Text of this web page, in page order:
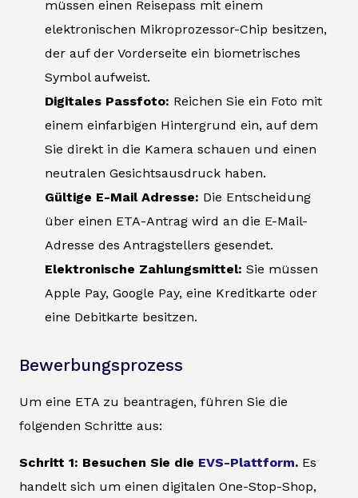
müssen einen Reisepass mit einem
elektronischen Mikroprozessor-Chip besitzen,
der auf der Vorderseite ein biometrisches
Symbol aufweist.
Digitales Passfoto: Reichen Sie ein Foto mit
einem einfarbigen Hintergrund ein, auf dem
Sie direkt in die Kamera schauen und einen
neutralen Gesichtsausdruck haben.
Gültige E-Mail Adresse: Die Entscheidung
über einen ETA-Antrag wird an die E-Mail-
Adresse des Antragstellers gesendet.
Elektronische Zahlungsmittel: Sie müssen
Apple Pay, Google Pay, eine Kreditkarte oder
eine Debitkarte besitzen.
Bewerbungsprozess
Um eine ETA zu beantragen, führen Sie die
folgenden Schritte aus:
Schritt 1: Besuchen Sie die EVS-Plattform. Es
handelt sich um einen digitalen One-Stop-Shop,